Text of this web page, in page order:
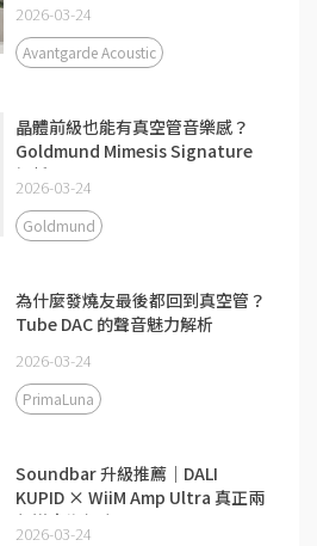
2026-03-24
Avantgarde Acoustic
晶體前級也能有真空管音樂感？
Goldmund Mimesis Signature
解析
2026-03-24
Goldmund
為什麼發燒友最後都回到真空管？
Tube DAC 的聲音魅力解析
2026-03-24
PrimaLuna
Soundbar 升級推薦｜DALI
KUPID × WiiM Amp Ultra 真正兩
聲道音響組合
2026-03-24